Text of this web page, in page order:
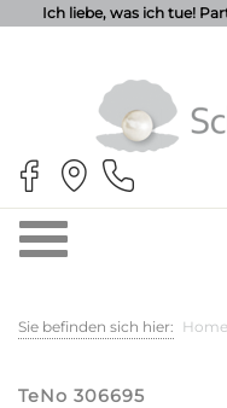
Ich liebe, was ich tue!
Sie befinden sich hier: Home
TeNo 306695